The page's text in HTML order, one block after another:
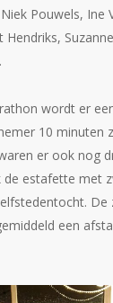
Pouwels, Ine
Hendriks,
wordt er
10 minuten
er ook nog
de estafette met
De
een